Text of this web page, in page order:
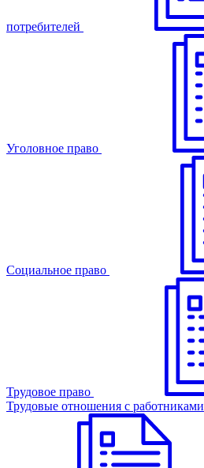
потребителей
Уголовное право
Cоциальное право
Трудовое право
Трудовые отношения с работниками